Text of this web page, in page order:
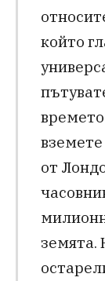
който
от
земята.